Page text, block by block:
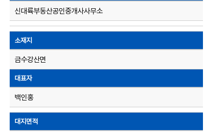
신대륙부동산공인중개사사무소
소재지
금수강산면
대표자
백인홍
대지면적